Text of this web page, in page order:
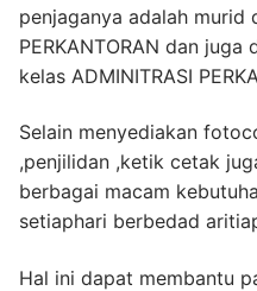
penjaganya adalah murid
PERKANTORAN dan
kelas ADMINITRASI
Selain menyediakan
,penjilidan ,ketik cetak
berbagai macam
setiaphari berbedad
Hal ini dapat membantu